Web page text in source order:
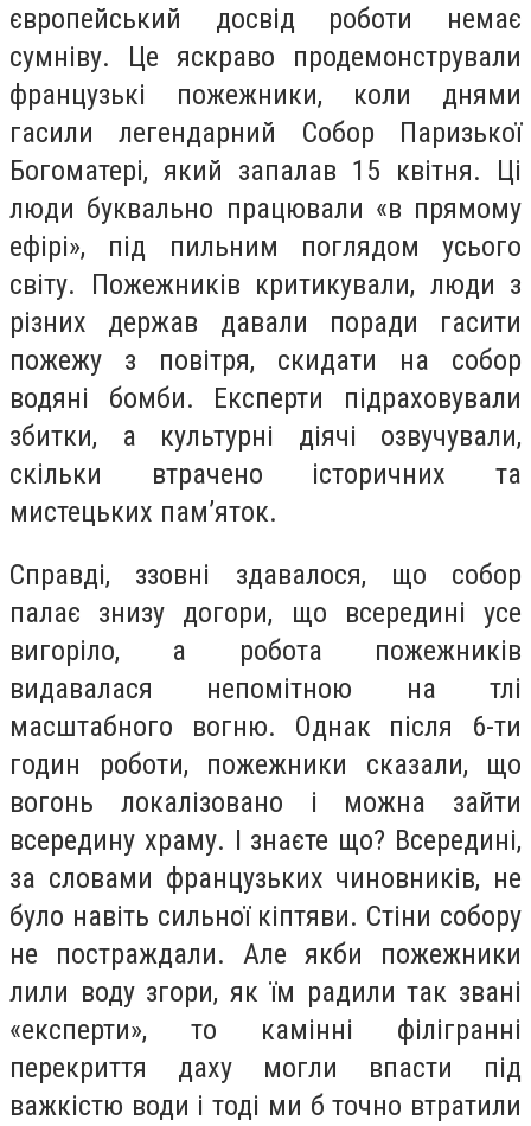
європейський досвід роботи немає
сумніву. Це яскраво продемонстрували
французькі пожежники, коли днями
гасили легендарний Собор Паризької
Богоматері, який запалав 15 квітня. Ці
люди буквально працювали «в прямому
ефірі», під пильним поглядом усього
світу. Пожежників критикували, люди з
різних держав давали поради гасити
пожежу з повітря, скидати на собор
водяні бомби. Експерти підраховували
збитки, а культурні діячі озвучували,
скільки втрачено історичних та
мистецьких пам’яток.
Справді, ззовні здавалося, що собор
палає знизу догори, що всередині усе
вигоріло, а робота пожежників
видавалася непомітною на тлі
масштабного вогню. Однак після 6-ти
годин роботи, пожежники сказали, що
вогонь локалізовано і можна зайти
всередину храму. І знаєте що? Всередині,
за словами французьких чиновників, не
було навіть сильної кіптяви. Стіни собору
не постраждали. Але якби пожежники
лили воду згори, як їм радили так звані
«експерти», то камінні філігранні
перекриття даху могли впасти під
важкістю води і тоді ми б точно втратили